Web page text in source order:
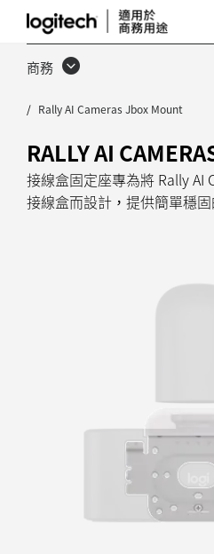
RALLY
AI
CAMERA
接
線
盒
固
商務
Rally AI Cameras Jbox Mount
RALLY AI
接線盒固定座專為將 Rally AI
接線盒而設計，提供簡單穩